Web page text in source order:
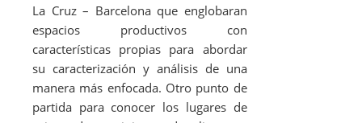
La Cruz – Barcelona que englobaran
espacios productivos con
características propias para abordar
su caracterización y análisis de una
manera más enfocada. Otro punto de
partida para conocer los lugares de